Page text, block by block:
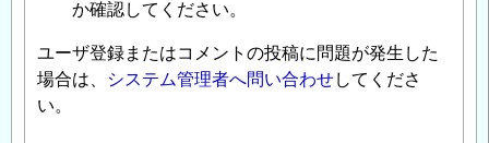
か確認してください。
ユーザ登録またはコメントの投稿に問題が発生した
場合は、
システム管理者へ問い合わせしてくださ
い。